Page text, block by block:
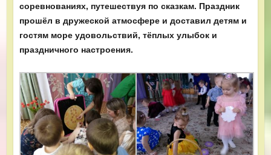
соревнованиях, путешествуя по сказкам. Праздник
прошёл в дружеской атмосфере и доставил детям и
гостям море удовольствий, тёплых улыбок и
праздничного настроения.